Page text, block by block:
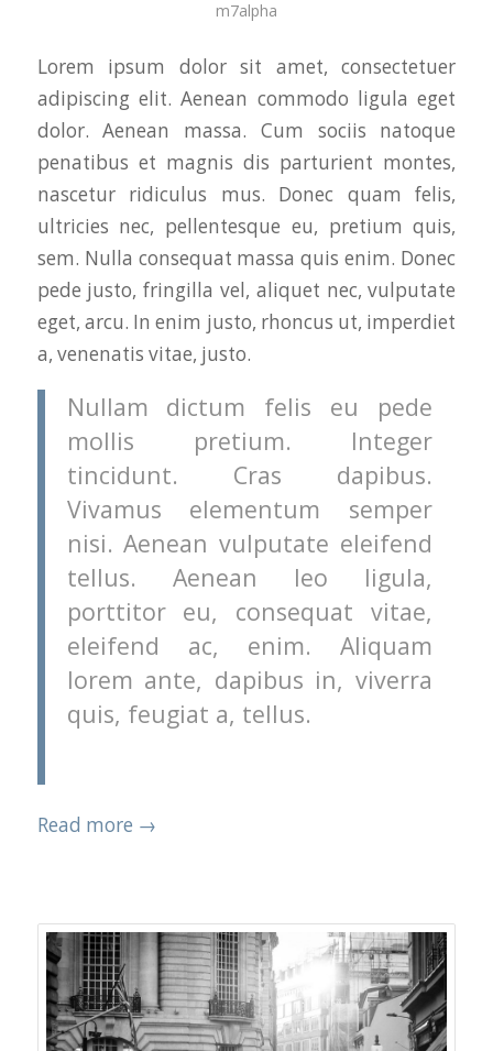
m7alpha
Lorem ipsum dolor sit amet, consectetuer
adipiscing elit. Aenean commodo ligula eget
dolor. Aenean massa. Cum sociis natoque
penatibus et magnis dis parturient montes,
nascetur ridiculus mus. Donec quam felis,
ultricies nec, pellentesque eu, pretium quis,
sem. Nulla consequat massa quis enim. Donec
pede justo, fringilla vel, aliquet nec, vulputate
eget, arcu. In enim justo, rhoncus ut, imperdiet
a, venenatis vitae, justo.
Nullam dictum felis eu pede
mollis pretium. Integer
tincidunt. Cras dapibus.
Vivamus elementum semper
nisi. Aenean vulputate eleifend
tellus. Aenean leo ligula,
porttitor eu, consequat vitae,
eleifend ac, enim. Aliquam
lorem ante, dapibus in, viverra
quis, feugiat a, tellus.
Read more →